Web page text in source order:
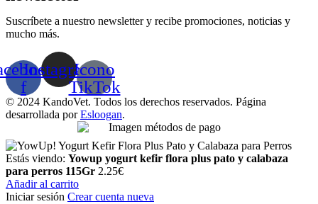
Suscríbete a nuestro newsletter y recibe promociones, noticias y
mucho más.
f
InstagramIcono
TikTok
© 2024 KandoVet. Todos los derechos reservados. Página
desarrollada porEsloogan.
Estás viendo: Yowup yogurt kefir flora plus pato y calabaza
para perros 115Gr 2.25€
Añadir al carrito
Iniciar sesión Crear cuenta nueva